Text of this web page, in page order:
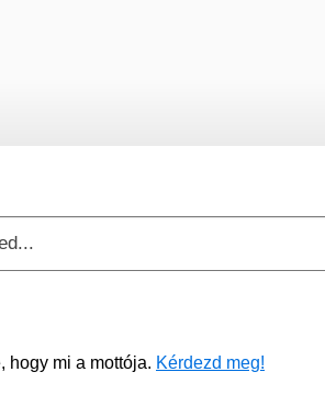
hogy mi a mottója. Kérdezd meg!